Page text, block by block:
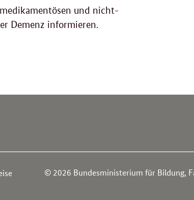
und nicht-
Demenz informieren.
© 2026 Bundesministerium für Bildung,